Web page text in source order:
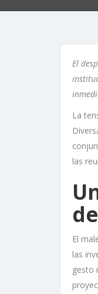
El
La
las
El
las
gesto